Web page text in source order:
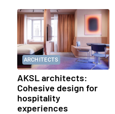
ARCHITECTS
AKSL architects:
Cohesive design for
hospitality
experiences